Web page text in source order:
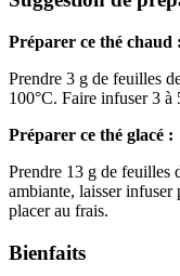
Préparer ce thé chaud :
Prendre 3 g de feuilles
100°C. Faire infuser 3 à
Préparer ce thé glacé :
Prendre 13 g de feuilles
ambiante, laisser
placer au frais.
Bienfaits